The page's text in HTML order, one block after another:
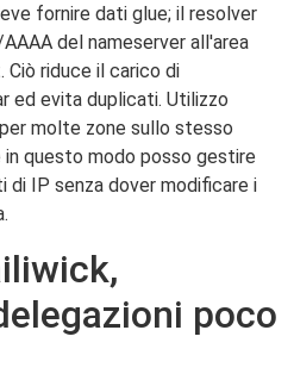
fornire dati glue; il resolver
del nameserver all'area
riduce il carico di
ed evita duplicati. Utilizzo
molte zone sullo stesso
questo modo posso gestire
IP senza dover modificare i
poco